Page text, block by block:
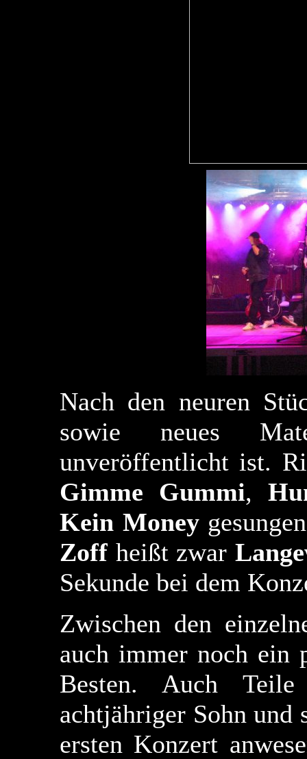
Nach den neuren
sowie neues
unveröffentlicht ist.
Gimme Gummi,
Kein Money
Zoff heißt zwar
Sekunde bei dem
Zwischen den
auch immer noch ein
Besten. Auch
achtjähriger Sohn und
ersten Konzert